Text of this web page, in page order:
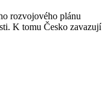
rozvojového plánu
K tomu Česko zavazují